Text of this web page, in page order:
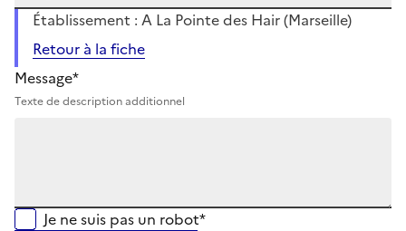
Établissement : A La Pointe des Hair (Marseille)
Retour à la fiche
Message*
Texte de description additionnel
Je ne suis pas un robot*